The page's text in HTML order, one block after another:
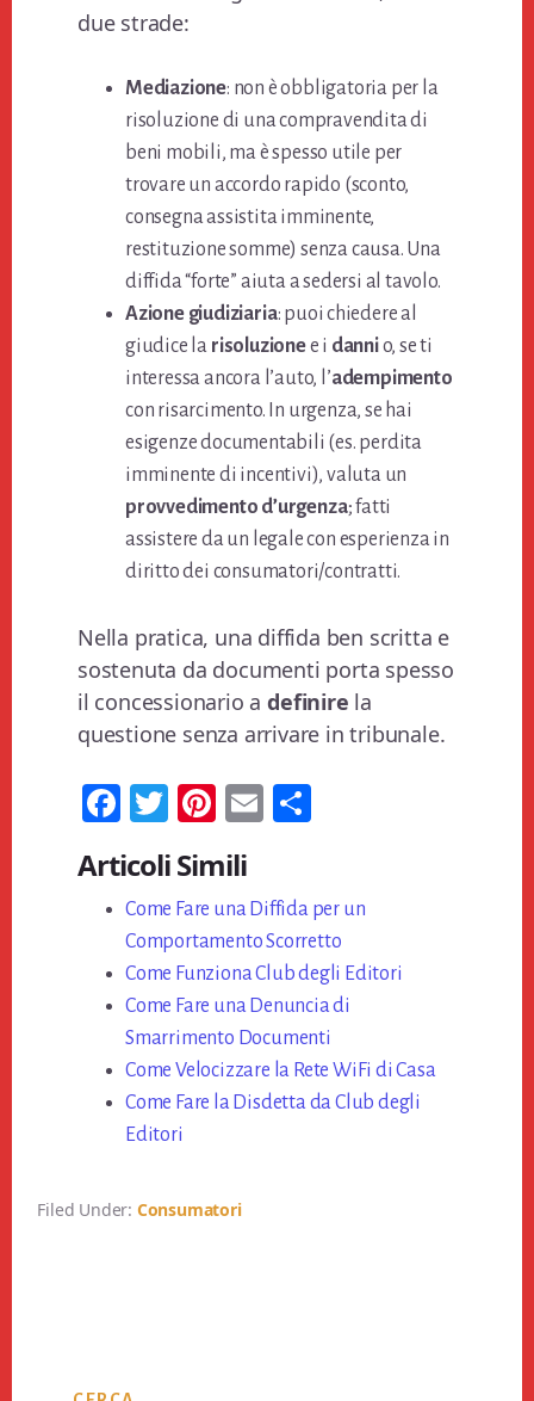
due strade:
Mediazione: non è obbligatoria per la
risoluzione di una compravendita di
beni mobili, ma è spesso utile per
trovare un accordo rapido (sconto,
consegna assistita imminente,
restituzione somme) senza causa. Una
diffida “forte” aiuta a sedersi al tavolo.
Azione giudiziaria: puoi chiedere al
giudice la risoluzionee i dannio, se ti
interessa ancora l’auto, l’adempimento
con risarcimento. In urgenza, se hai
esigenze documentabili (es. perdita
imminente di incentivi), valuta un
provvedimento d’urgenza; fatti
assistere da un legale con esperienza in
diritto dei consumatori/contratti.
Nella pratica, una diffida ben scritta e
sostenuta da documenti porta spesso
il concessionario adefinire la
questione senza arrivare in tribunale.
Fa
bo
ok
T
tt
er
Pi
er
es
t
E
vi
di
Articoli Simili
Come Fare una Diffida per un
Comportamento Scorretto
Come Funziona Club degli Editori
Come Fare una Denuncia di
Smarrimento Documenti
Come Velocizzare la Rete WiFi di Casa
Come Fare la Disdetta da Club degli
Editori
Filed Under: Consumatori